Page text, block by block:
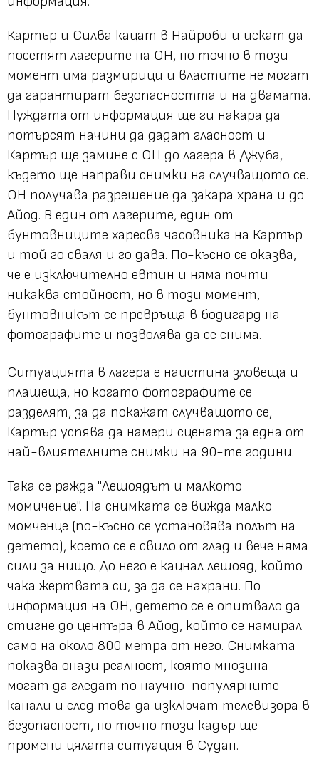
Картър и Силва кацат в Найроби и искат да
посетят лагерите на ОН, но точно в този
момент има размирици и властите не могат
да гарантират безопасността и на двамата.
Нуждата от информация ще ги накара да
потърсят начини да дадат гласност и
Картър ще замине с ОН до лагера в Джуба,
където ще направи снимки на случващото се.
ОН получава разрешение да закара храна и до
Айод. В един от лагерите, един от
бунтовниците харесва часовника на Картър
и той го сваля и го дава. По-късно се оказва,
че е изключително евтин и няма почти
никаква стойност, но в този момент,
бунтовникът се превръща в бодигард на
фотографите и позволява да се снима.
Ситуацията в лагера е наистина зловеща и
плашеща, но когато фотографите се
разделят, за да покажат случващото се,
Картър успява да намери сцената за една от
най-влиятелните снимки на 90-те години.
Така се ражда "Лешоядът и малкото
момиченце". На снимката се вижда малко
момченце (по-късно се установява полът на
детето), което се е свило от глад и вече няма
сили за нищо. До него е кацнал лешояд, който
чака жертвата си, за да се нахрани. По
информация на ОН, детето се е опитвало да
стигне до центъра в Айод, който се намирал
само на около 800 метра от него. Снимката
показва онази реалност, която мнозина
могат да гледат по научно-популярните
канали и след това да изключат телевизора в
безопасност, но точно този кадър ще
промени цялата ситуация в Судан.